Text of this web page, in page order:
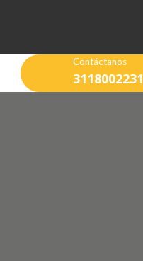
Contáctanos
3118002231